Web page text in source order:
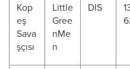
Kop
eş
Sava
şçısı
Little
Gree
nMe
n
DIS